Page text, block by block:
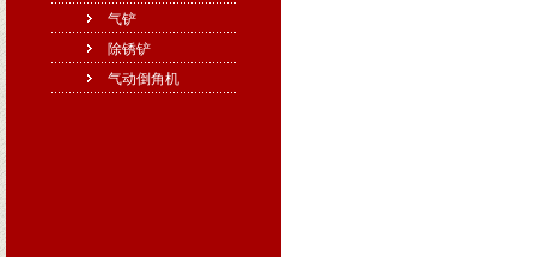
气铲
除锈铲
气动倒角机